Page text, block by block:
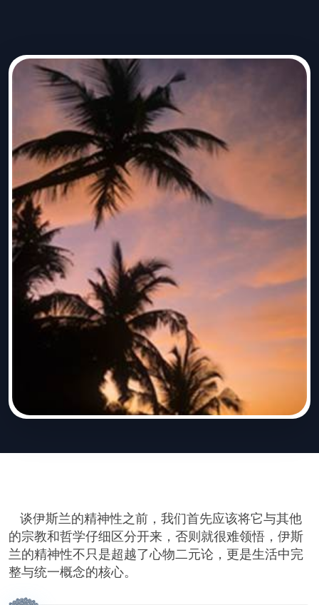
谈伊斯兰的精神性之前，我们首先应该将它与其他
的宗教和哲学仔细区分开来，否则就很难领悟，伊斯
兰的精神性不只是超越了心物二元论，更是生活中完
整与统一概念的核心。